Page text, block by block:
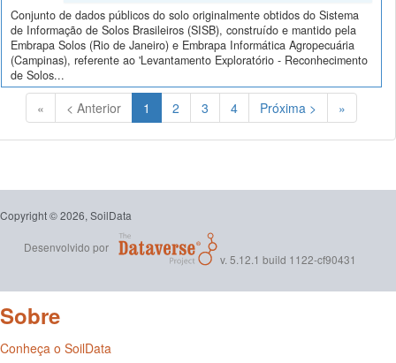
Conjunto de dados públicos do solo originalmente obtidos do Sistema
de Informação de Solos Brasileiros (SISB), construído e mantido pela
Embrapa Solos (Rio de Janeiro) e Embrapa Informática Agropecuária
(Campinas), referente ao 'Levantamento Exploratório - Reconhecimento
de Solos...
« < Anterior 1 (Atual)
2 3 4 Próxima > »
Copyright © 2026, SoilData
Desenvolvido por
v. 5.12.1 build 1122-cf90431
Sobre
Conheça o SoilData